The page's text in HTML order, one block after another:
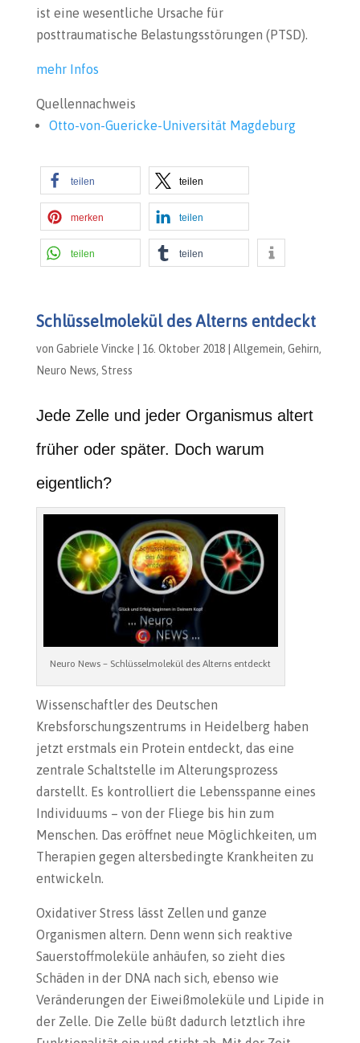
ist eine wesentliche Ursache für
posttraumatische Belastungsstörungen (PTSD).
mehr Infos
Quellennachweis
Otto-von-Guericke-Universität Magdeburg
teilen teilen
merken teilen
teilen teilen
Schlüsselmolekül des Alterns entdeckt
von Gabriele Vincke 16. Oktober 2018| Allgemein, Gehirn,
Neuro News, Stress
Jede Zelle und jeder Organismus altert
früher oder später. Doch warum
eigentlich?
Neuro News – Schlüsselmolekül des Alterns entdeckt
Wissenschaftler des Deutschen
Krebsforschungszentrums in Heidelberg haben
jetzt erstmals ein Protein entdeckt, das eine
zentrale Schaltstelle im Alterungsprozess
darstellt. Es kontrolliert die Lebensspanne eines
Individuums – von der Fliege bis hin zum
Menschen. Das eröffnet neue Möglichkeiten, um
Therapien gegen altersbedingte Krankheiten zu
entwickeln.
Oxidativer Stress lässt Zellen und ganze
Organismen altern. Denn wenn sich reaktive
Sauerstoffmoleküle anhäufen, so zieht dies
Schäden in der DNA nach sich, ebenso wie
Veränderungen der Eiweißmoleküle und Lipide in
der Zelle. Die Zelle büßt dadurch letztlich ihre